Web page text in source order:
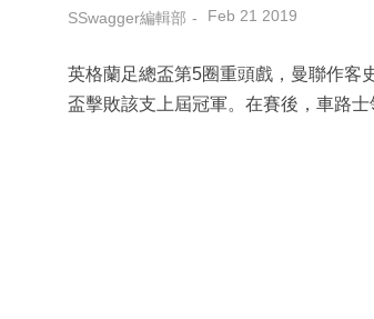
SSwagger編輯部 Feb 21 2019
英格蘭足總盃第5圈重頭戲，曼聯作客
盃擊敗該支上屆冠軍。在賽後，車路